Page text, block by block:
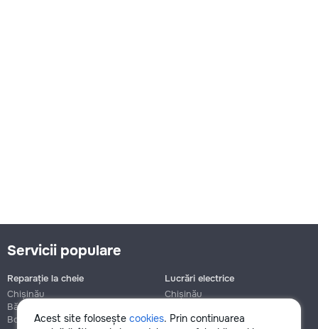
Acest site folosește cookies. Prin continuarea
Servicii populare
Reparație la cheie
Chișinău
Bălți
Botanica
Lucrări electrice
Chișinău
Botanica